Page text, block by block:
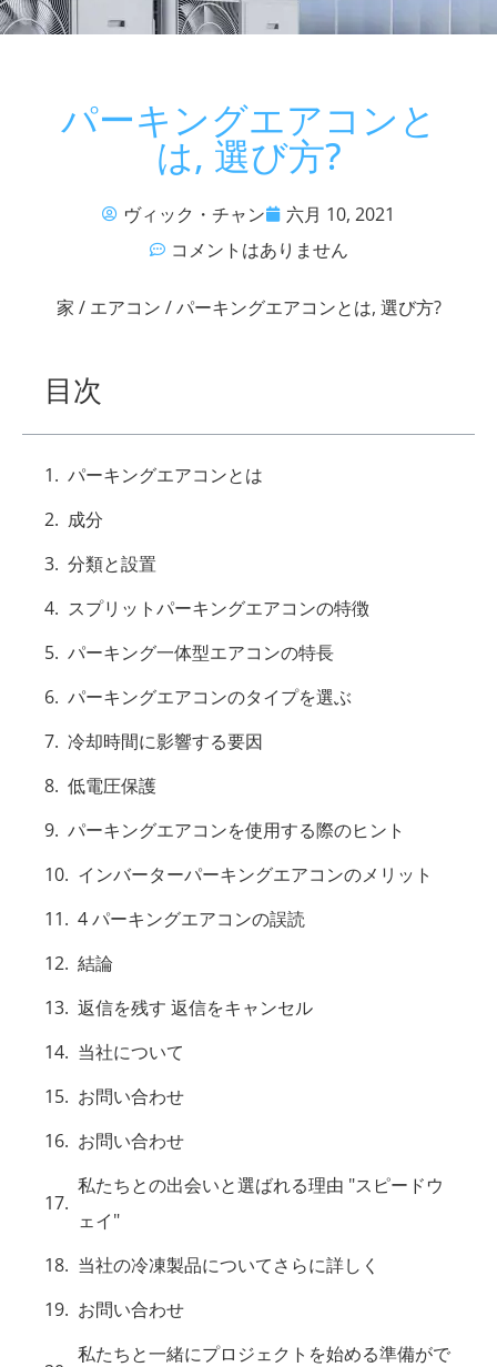
パーキングエアコンと
は, 選び方?
ヴィック・チャン
六月 10, 2021
コメントはありません
家 / エアコン / パーキングエアコンとは, 選び方?
目次
パーキングエアコンとは
成分
分類と設置
スプリットパーキングエアコンの特徴
パーキング一体型エアコンの特長
パーキングエアコンのタイプを選ぶ
冷却時間に影響する要因
低電圧保護
パーキングエアコンを使用する際のヒント
インバーターパーキングエアコンのメリット
4 パーキングエアコンの誤読
結論
返信を残す 返信をキャンセル
当社について
お問い合わせ
お問い合わせ
私たちとの出会いと選ばれる理由 "スピードウ
ェイ"
当社の冷凍製品についてさらに詳しく
お問い合わせ
私たちと一緒にプロジェクトを始める準備がで